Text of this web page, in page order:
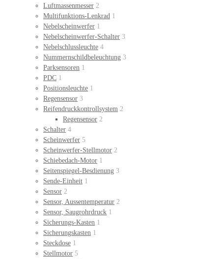
Luftmassenmesser 2
Multifunktions-Lenkrad 1
Nebelscheinwerfer 1
Nebelscheinwerfer-Schalter 3
Nebelschlussleuchte 4
Nummernschildbeleuchtung 3
Parksensoren 1
PDC 1
Positionsleuchte 1
Regensensor 3
Reifendruckkontrollsystem 2
Regensensor 2
Schalter 4
Scheinwerfer 5
Scheinwerfer-Stellmotor 2
Schiebedach-Motor 1
Seitenspiegel-Besdienung 3
Sende-Einheit 1
Sensor 2
Sensor, Aussentemperatur 2
Sensor, Saugrohrdruck 1
Sicherungs-Kasten 1
Sicherungskasten 1
Steckdose 1
Stellmotor 5